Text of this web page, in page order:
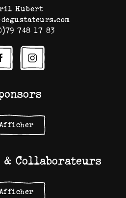
Hubert
748 17 83
Collaborateurs